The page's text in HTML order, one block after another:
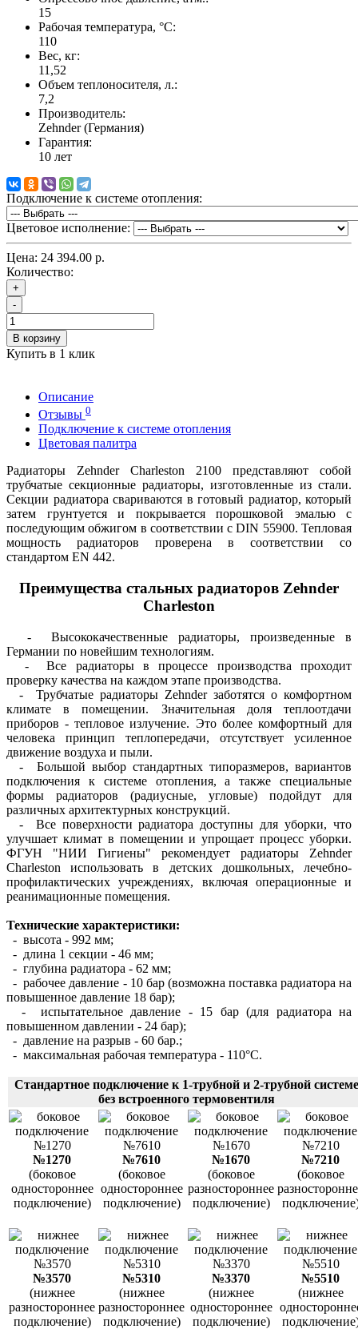
15
Рабочая температура, °C:
110
Вес, кг:
11,52
Объем теплоносителя, л.:
7,2
Производитель:
Zehnder (Германия)
Гарантия:
10 лет
Подключение к системе отопления:
Цветовое исполнение:
Цена: 24 394.00 р.
Количество:
+
-
В корзину
Купить в 1 клик
Описание
Отзывы 0
Подключение к системе отопления
Цветовая палитра
Радиаторы Zehnder Charleston 2100 представляют собой
трубчатые секционные радиаторы, изготовленные из стали.
Секции радиатора свариваются в готовый радиатор, который
затем грунтуется и покрывается порошковой эмалью с
последующим обжигом в соответствии с DIN 55900. Тепловая
мощность радиаторов проверена в соответствии со
стандартом EN 442.
Преимущества стальных радиаторов Zehnder
Charleston
- Высококачественные радиаторы, произведенные в
Германии по новейшим технологиям.
- Все радиаторы в процессе производства проходит
проверку качества на каждом этапе производства.
- Трубчатые радиаторы Zehnder заботятся о комфортном
климате в помещении. Значительная доля теплоотдачи
приборов - тепловое излучение. Это более комфортный для
человека принцип теплопередачи, отсутствует усиленное
движение воздуха и пыли.
- Большой выбор стандартных типоразмеров, вариантов
подключения к системе отопления, а также специальные
формы радиаторов (радиусные, угловые) подойдут для
различных архитектурных конструкций.
- Все поверхности радиатора доступны для уборки, что
улучшает климат в помещении и упрощает процесс уборки.
ФГУН "НИИ Гигиены" рекомендует радиаторы Zehnder
Charleston использовать в детских дошкольных, лечебно-
профилактических учреждениях, включая операционные и
реанимационные помещения.
Технические характеристики:
- высота - 992 мм;
- длина 1 секции - 46 мм;
- глубина радиатора - 62 мм;
- рабочее давление - 10 бар (возможна поставка радиатора на
повышенное давление 18 бар);
- испытательное давление - 15 бар (для радиатора на
повышенном давлении - 24 бар);
- давление на разрыв - 60 бар.;
- максимальная рабочая температура - 110°С.
Стандартное подключение к 1-трубной и 2-трубной системе
без встроенного термовентиля
№1270
(боковое
одностороннее
подключение)
№7610
(боковое
одностороннее
подключение)
№1670
(боковое
разностороннее
подключение)
№7210
(боковое
№3570
(нижнее
разностороннее
подключение)
№5310
(нижнее
разностороннее
подключение)
№3370
(нижнее
одностороннее
подключение)
№5510
(нижнее